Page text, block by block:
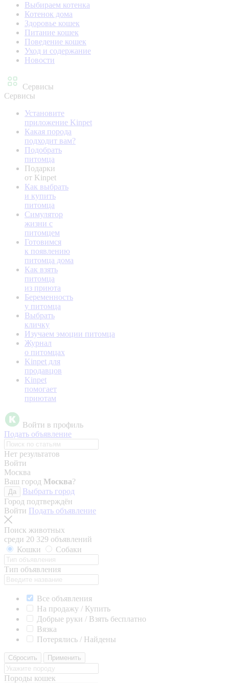
Выбираем котенка
Котенок дома
Здоровье кошек
Питание кошек
Поведение кошек
Уход и содержание
Новости
Сервисы
Сервисы
Установите
приложение Kinpet
Какая порода
подходит вам?
Подобрать
питомца
Подарки
от Kinpet
Как выбрать
и купить
питомца
Симулятор
жизни с
питомцем
Готовимся
к появлению
питомца дома
Как взять
питомца
из приюта
Беременность
у питомца
Выбрать
кличку
Изучаем эмоции питомца
Журнал
о питомцах
Kinpet для
продавцов
Kinpet
помогает
приютам
Войти в профиль
Подать объявление
Нет результатов
Войти
Москва
Ваш город Москва?
Да
Выбрать город
Город подтверждён
Войти Подать объявление
Поиск животных
среди 20 329 объявлений
Кошки
Собаки
Тип объявления
Все объявления
На продажу / Купить
Добрые руки / Взять бесплатно
Вязка
Потерялись / Найдены
Сбросить Применить
Породы кошек